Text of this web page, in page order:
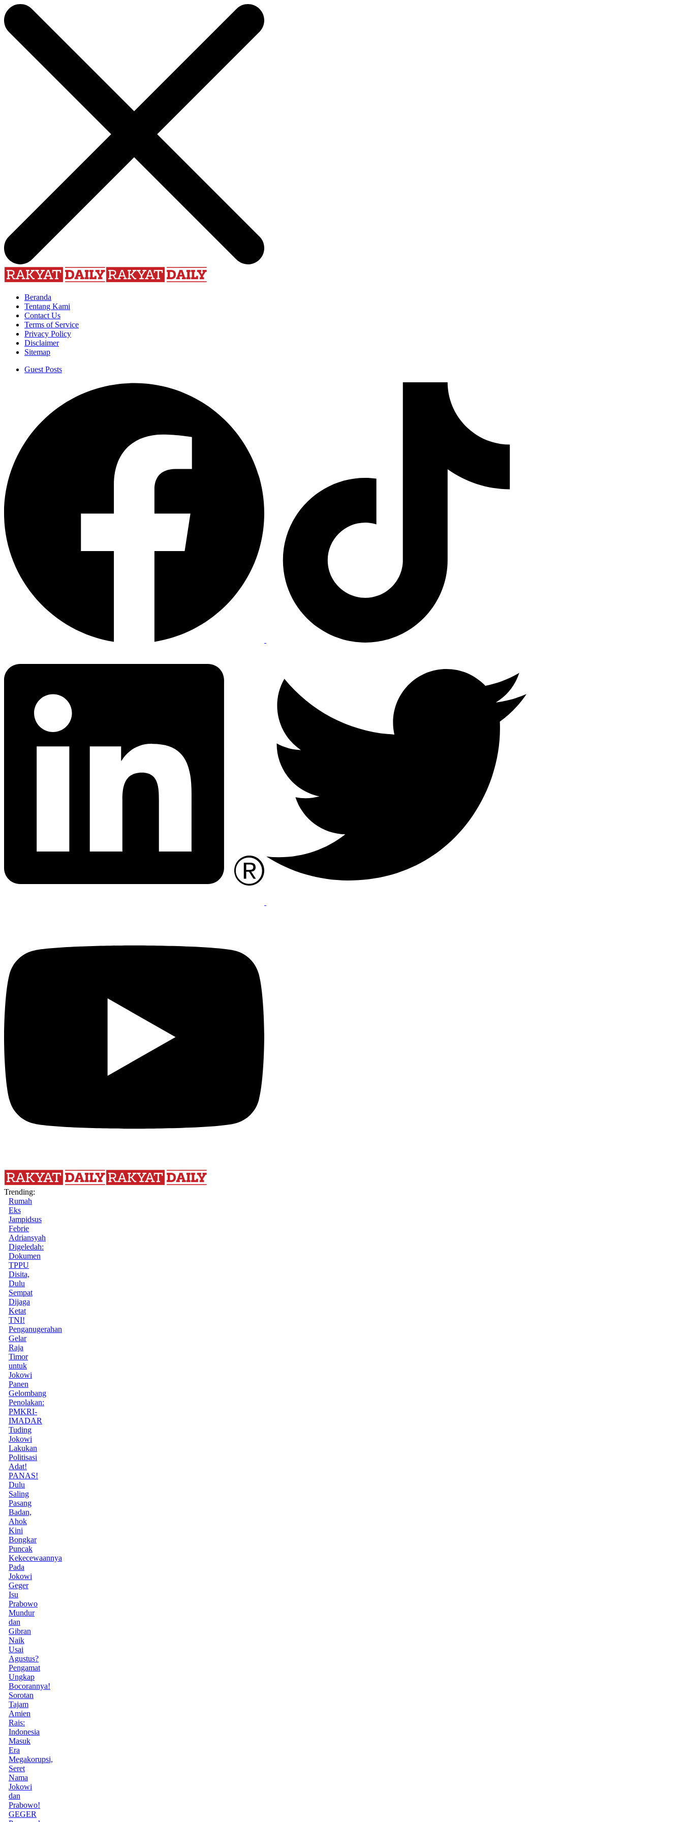
Beranda
Tentang Kami
Contact Us
Terms of Service
Privacy Policy
Disclaimer
Sitemap
Guest Posts
Trending:
Rumah
Eks
Jampidsus
Febrie
Adriansyah
Digeledah:
Dokumen
TPPU
Disita,
Dulu
Sempat
Dijaga
Ketat
TNI!
Penganugerahan
Gelar
Raja
Timor
untuk
Jokowi
Panen
Gelombang
Penolakan:
PMKRI-
IMADAR
Tuding
Jokowi
Lakukan
Politisasi
Adat!
PANAS!
Dulu
Saling
Pasang
Badan,
Ahok
Kini
Bongkar
Puncak
Kekecewaannya
Pada
Jokowi
Geger
Isu
Prabowo
Mundur
dan
Gibran
Naik
Usai
Agustus?
Pengamat
Ungkap
Bocorannya!
Sorotan
Tajam
Amien
Rais:
Indonesia
Masuk
Era
Megakorupsi,
Seret
Nama
Jokowi
dan
Prabowo!
GEGER